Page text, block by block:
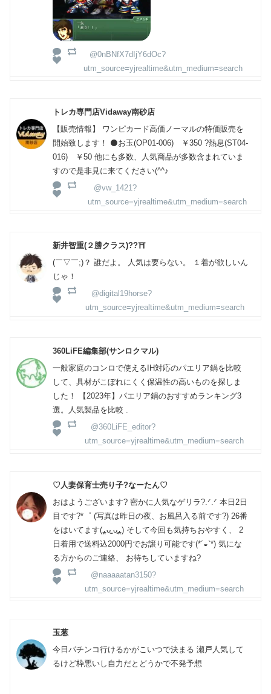
@0nBNfX7dIjY6dOc?
utm_source=yjrealtime&utm_medium=search
トレカ専門店Vidaway南砂店
【販売情報】 ワンピカード高価ノーマルの特価販売を
開始致します！ ⚫️お玉(OP01-006) ￥350 ?熱息(ST04-
016) ￥50 他にも多数、人気商品が多数含まれていま
すので是非見に来てください(^^♪
@vw_1421?
utm_source=yjrealtime&utm_medium=search
新井智重(２勝クラス)??⛩️
(￣▽￣;)？ 誰だよ。 人気は要らない。 １着が欲しいん
じゃ！
@digital19horse?
utm_source=yjrealtime&utm_medium=search
360LiFE編集部(サンロクマル)
一般家庭のコンロで使えるIH対応のパエリア鍋を比較
して、具材がこぼれにくく保温性の高いものを探しま
した！ 【2023年】パエリア鍋のおすすめランキング3
選。人気製品を比較 .
@360LiFE_editor?
utm_source=yjrealtime&utm_medium=search
♡人妻保育士売り子?なーたん♡
おはようございます? 密かに人気なゲリラ?.ᐟ.ᐟ 本日2日
目です?*゜ (写真は昨日の夜、お風呂入る前です?) 26番
をはいてます(⁎ᴗ͈ˬᴗ͈⁎) そして今回も気持ちおやすく、 2
日着用で送料込2000円でお譲り可能です(*´◒`*) 気にな
る方からのご連絡、 お待ちしていますね?
@naaaaatan3150?
utm_source=yjrealtime&utm_medium=search
玉葱
今日パチンコ行けるかがこいつで決まる 瀬戸人気して
るけど枠悪いし自力だとどうかで不発予想